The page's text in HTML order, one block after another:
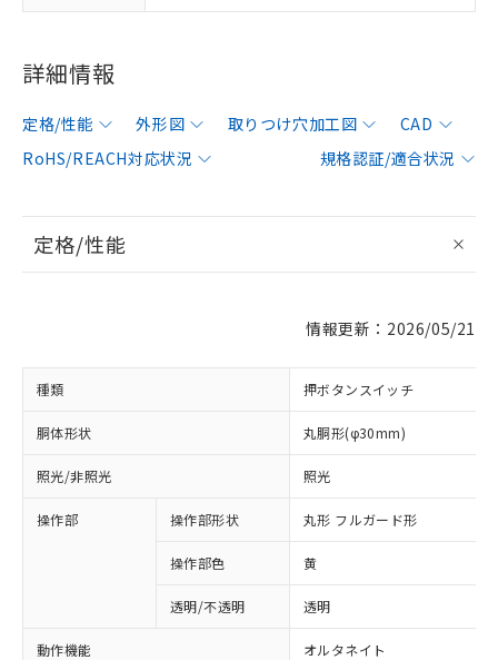
詳細情報
定格/性能 外形図 取りつけ穴加工図
CAD
RoHS/REACH対応状況
規格認証/適合状況
定格/性能
情報更新：2026/05/21
種類 押ボタンスイッチ
胴体形状 丸胴形(φ30mm)
照光/非照光 照光
操作部 操作部形状 丸形 フルガード形
操作部色 黄
透明/不透明 透明
動作機能 オルタネイト